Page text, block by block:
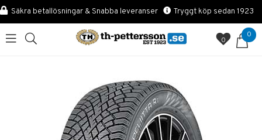
Säkra betallösningar & Snabba leveranser Tryggt köp sedan 1923
0
0